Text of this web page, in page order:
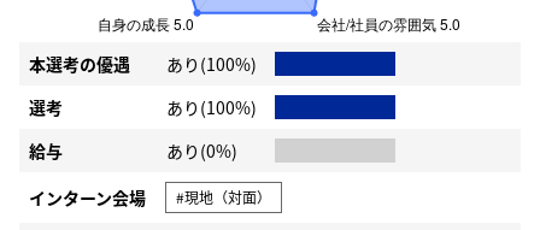
本選考の優遇
あり(100%)
選考
あり(100%)
給与
あり(0%)
インターン会場
#現地（対面）